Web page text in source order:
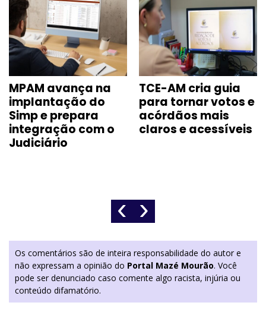
MPAM avança na
implantação do
Simp e prepara
integração com o
Judiciário
TCE-AM cria guia
para tornar votos e
acórdãos mais
claros e acessíveis
‹ ›
Os comentários são de inteira responsabilidade do autor e
não expressam a opinião do Portal Mazé Mourão. Você
pode ser denunciado caso comente algo racista, injúria ou
conteúdo difamatório.